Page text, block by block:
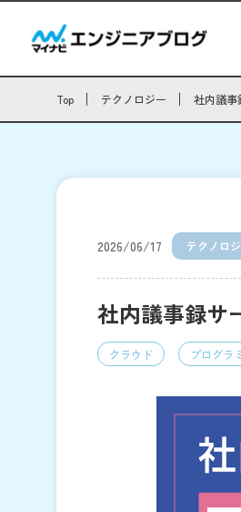
Top テクノロジー 社内議事
2026/06/17 テクノロ
社内議事録サ
クラウド プログラ